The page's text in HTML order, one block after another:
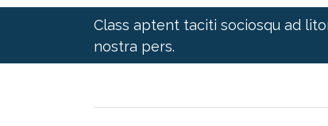
Class aptent taciti sociosqu ad
nostra pers.